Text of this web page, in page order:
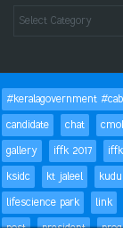
#keralagovernment
candidate
chat
gallery
iffk 2017
ksidc
kt jaleel
lifescience park
link